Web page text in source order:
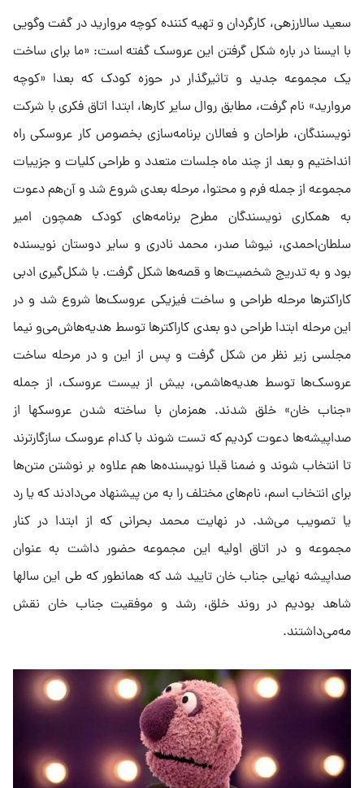
سعید سالارزهی، کارگردان و تهیه کننده کوچه مروارید در گفت وگویی
با ایسنا در باره شکل گرفتن این عروسک گفته است: «ما برای ساخت
یک مجموعه جدید و تاثیرگذار در حوزه کودک که بعدا «کوچه
مروارید» نام گرفت، مطابق روال سایر کارها، ابتدا اتاق فکری با شرکت
نویسندگان، طراحان و فعالان برنامه‌سازی بخصوص کار عروسکی راه
انداختیم و بعد از چند ماه جلسات متعدد و طراحی کلیات و جزییات
مجموعه از جمله فرم و محتوا، مرحله بعدی شروع شد و آن‌هم دعوت
به همکاری نویسندگان مطرح برنامه‌های کودک همچون امیر
سلطان‌احمدی، نیوشا صدر، محمد نادری و سایر دوستان نویسنده
بود و به تدریج شخصیت‌ها و قصه‌ها شکل گرفت. با شکل‌گیری ادبی
کاراکترها مرحله طراحی و ساخت فیزیکی عروسک‌ها شروع شد و در
این مرحله ابتدا طراحی دو بعدی کاراکترها توسط هدیه‌هاش‌می‌و نیما
مجلسی زیر نظر من شکل گرفت و پس از این و در مرحله ساخت
عروسک‌ها توسط هدیه‌هاشمی، بیش از بیست عروسک، از جمله
«جناب خان» خلق شدند. همزمان با ساخته شدن عروسکها از
صداپیشه‌ها دعوت کردیم که تست شوند با کدام عروسک سازگارترند
تا انتخاب شوند و ضمنا قبلا نویسنده‌ها هم علاوه بر نوشتن متن‌ها
برای انتخاب اسم، نام‌های مختلف را به من پیشنهاد ‌می‌دادند که یا رد
یا تصویب ‌می‌شد. در نهایت محمد بحرانی که از ابتدا در کنار
مجموعه و در اتاق اولیه این مجموعه حضور داشت به عنوان
صداپیشه نهایی جناب خان تایید شد که همانطور که طی این سالها
شاهد بودیم در روند خلق، رشد و موفقیت جناب خان نقش
مه‌می‌داشتند.